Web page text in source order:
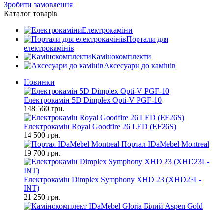
Зробити замовлення
Каталог товарів
Електрокаміни
Портали для
електрокамінів
Камінокомплекти
Аксесуари до камінів
Новинки
Електрокамін 5D Dimplex Opti-V PGF-10
148 560 грн.
Електрокамін Royal Goodfire 26 LED (EF26S)
14 500 грн.
Портал IDaMebel Montreal
19 700 грн.
Електрокамін Dimplex Symphony XHD 23 (XHD23L-
INT)
21 250 грн.